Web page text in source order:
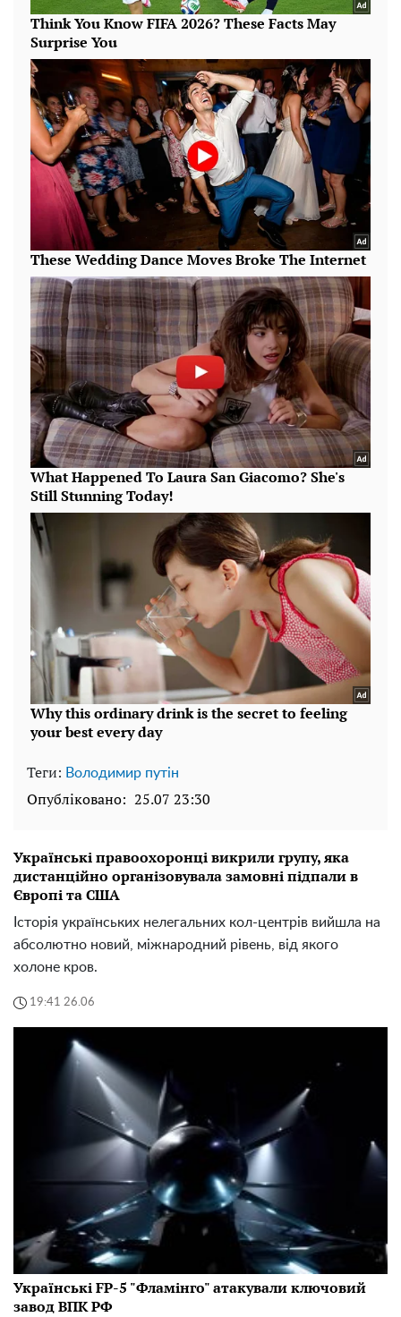
Теги: Володимир путін
Опубліковано: 25.07 23:30
Українські правоохоронці викрили групу, яка
дистанційно організовувала замовні підпали в
Європі та США
Історія українських нелегальних кол-центрів вийшла на
абсолютно новий, міжнародний рівень, від якого
холоне кров.
19:41 26.06
Українські FP-5 "Фламінго" атакували ключовий
завод ВПК РФ